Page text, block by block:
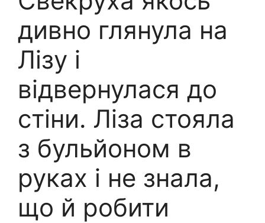
дивно глянула на
Лізу і
відвернулася до
стіни. Ліза стояла
з бульйоном в
руках і не знала,
що й робити